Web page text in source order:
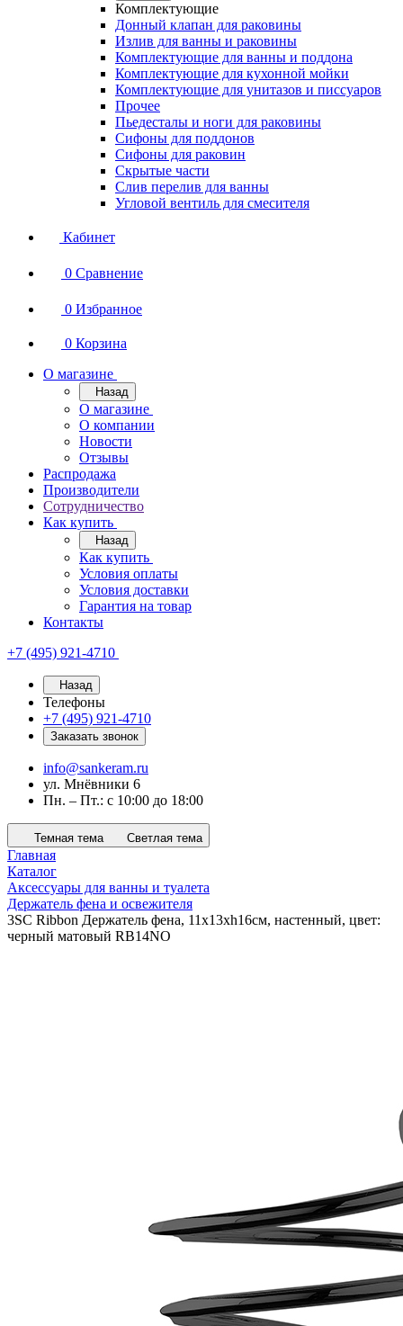
Комплектующие
Донный клапан для раковины
Излив для ванны и раковины
Комплектующие для ванны и поддона
Комплектующие для кухонной мойки
Комплектующие для унитазов и писсуаров
Прочее
Пьедесталы и ноги для раковины
Сифоны для поддонов
Сифоны для раковин
Скрытые части
Слив перелив для ванны
Угловой вентиль для смесителя
Кабинет
0 Сравнение
0 Избранное
0 Корзина
О магазине
Назад
О магазине
О компании
Новости
Отзывы
Распродажа
Производители
Сотрудничество
Как купить
Назад
Как купить
Условия оплаты
Условия доставки
Гарантия на товар
Контакты
+7 (495) 921-4710
Назад
Телефоны
+7 (495) 921-4710
Заказать звонок
info@sankeram.ru
ул. Мнёвники 6
Пн. – Пт.: с 10:00 до 18:00
Темная тема Светлая тема
Главная
Каталог
Аксессуары для ванны и туалета
Держатель фена и освежителя
3SC Ribbon Держатель фена, 11х13хh16см, настенный, цвет:
черный матовый RB14NO